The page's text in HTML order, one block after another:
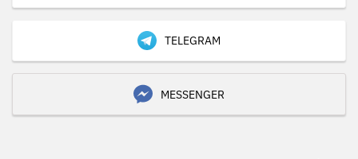
TELEGRAM
MESSENGER